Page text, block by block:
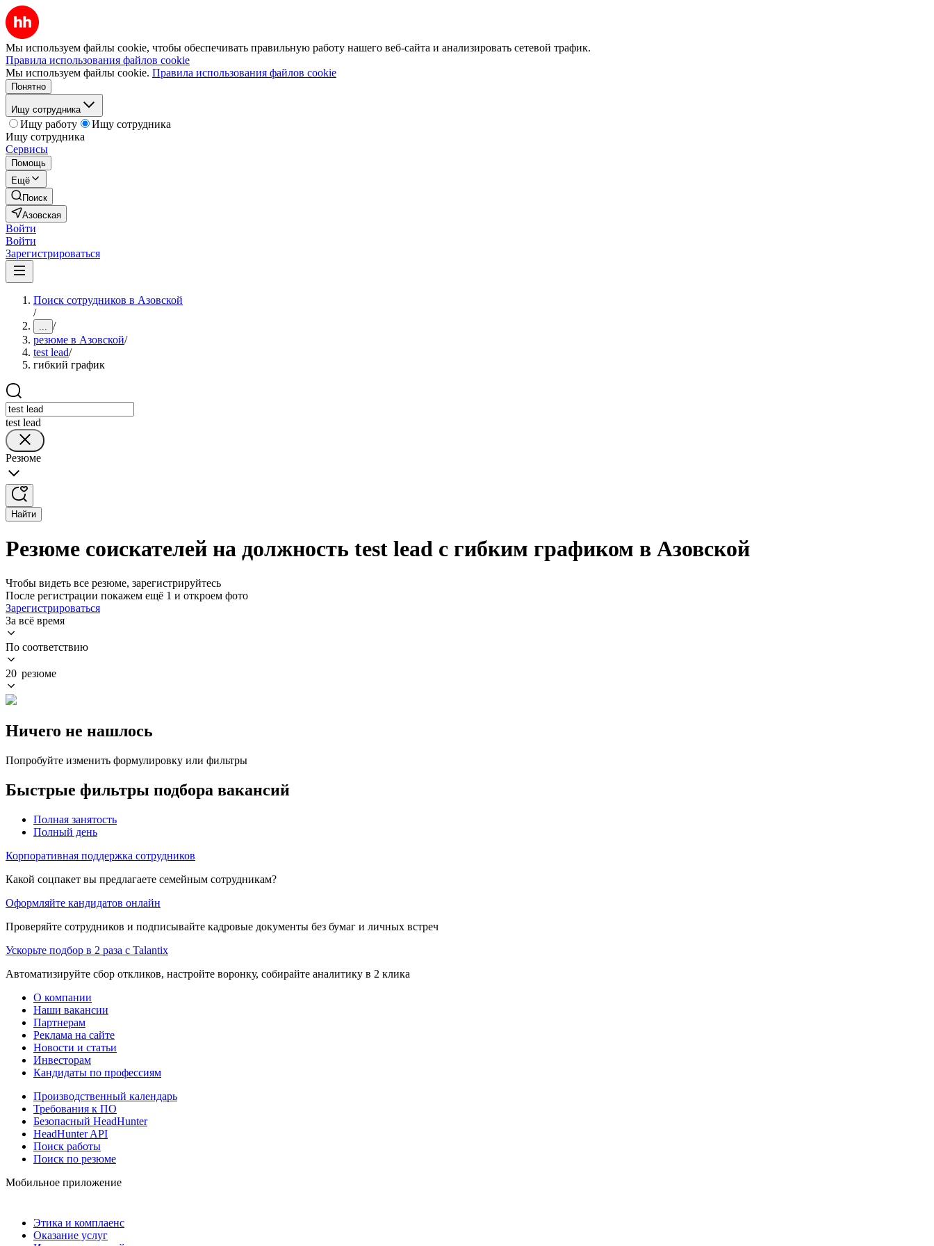
Мы используем файлы cookie, чтобы обеспечивать правильную работу нашего веб-сайта и анализировать сетевой трафик.
Правила использования файлов cookie
Мы используем файлы cookie. Правила использования файлов cookie
Понятно
Ищу сотрудника
Ищу работу
Ищу сотрудника
Ищу сотрудника
Сервисы
Помощь
Ещё
Поиск
Азовская
Войти
Войти
Зарегистрироваться
Поиск сотрудников в Азовской
/
... /
резюме в Азовской/
test lead/
гибкий график
test lead
Резюме
Найти
Резюме соискателей на должность test lead с гибким графиком в Азовской
Чтобы видеть все резюме, зарегистрируйтесь
После регистрации покажем ещё 1 и откроем фото
Зарегистрироваться
За всё время
По соответствию
20 резюме
Ничего не нашлось
Попробуйте изменить формулировку или фильтры
Быстрые фильтры подбора вакансий
Полная занятость
Полный день
Корпоративная поддержка сотрудников
Какой соцпакет вы предлагаете семейным сотрудникам?
Оформляйте кандидатов онлайн
Проверяйте сотрудников и подписывайте кадровые документы без бумаг и личных встреч
Ускорьте подбор в 2 раза с Talantix
Автоматизируйте сбор откликов, настройте воронку, собирайте аналитику в 2 клика
О компании
Наши вакансии
Партнерам
Реклама на сайте
Новости и статьи
Инвесторам
Кандидаты по профессиям
Производственный календарь
Требования к ПО
Безопасный HeadHunter
HeadHunter API
Поиск работы
Поиск по резюме
Мобильное приложение
Этика и комплаенс
Оказание услуг